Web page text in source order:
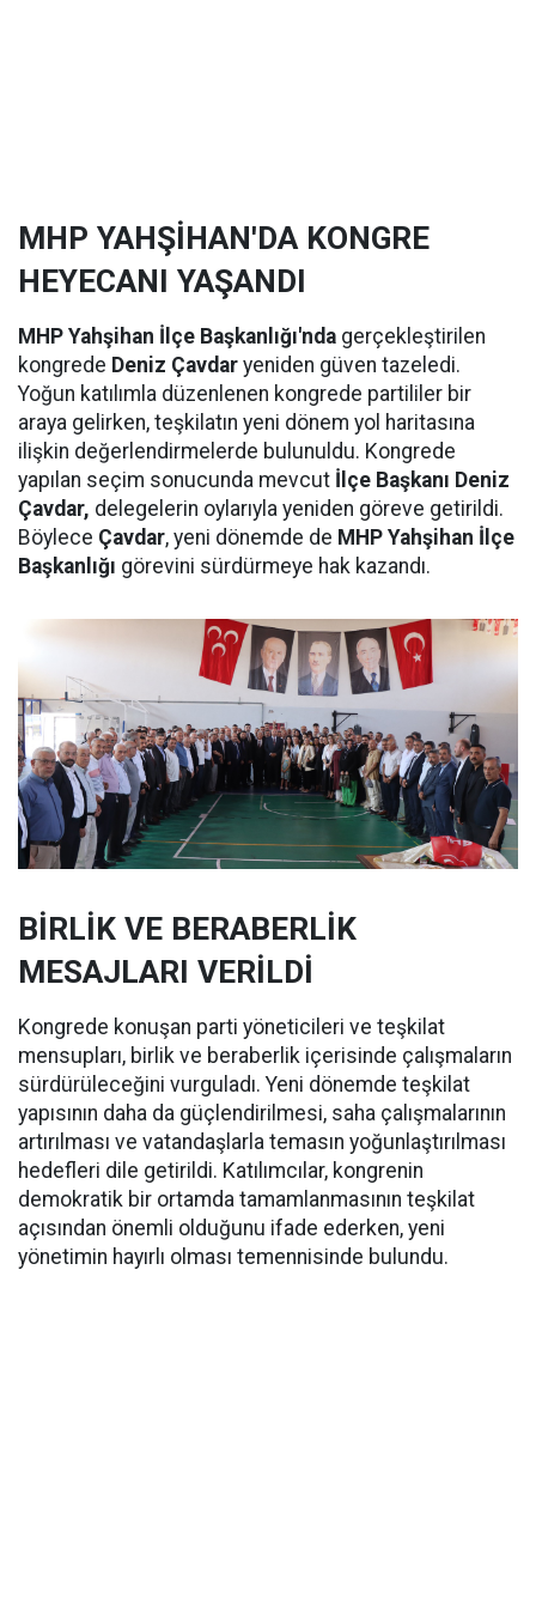
MHP YAHŞİHAN'DA KONGRE
HEYECANI YAŞANDI
MHP Yahşihan İlçe Başkanlığı'nda gerçekleştirilen
kongrede Deniz Çavdar yeniden güven tazeledi.
Yoğun katılımla düzenlenen kongrede partililer bir
araya gelirken, teşkilatın yeni dönem yol haritasına
ilişkin değerlendirmelerde bulunuldu. Kongrede
yapılan seçim sonucunda mevcut İlçe Başkanı Deniz
Çavdar, delegelerin oylarıyla yeniden göreve getirildi.
Böylece Çavdar, yeni dönemde de MHP Yahşihan İlçe
Başkanlığı görevini sürdürmeye hak kazandı.
BİRLİK VE BERABERLİK
MESAJLARI VERİLDİ
Kongrede konuşan parti yöneticileri ve teşkilat
mensupları, birlik ve beraberlik içerisinde çalışmaların
sürdürüleceğini vurguladı. Yeni dönemde teşkilat
yapısının daha da güçlendirilmesi, saha çalışmalarının
artırılması ve vatandaşlarla temasın yoğunlaştırılması
hedefleri dile getirildi. Katılımcılar, kongrenin
demokratik bir ortamda tamamlanmasının teşkilat
açısından önemli olduğunu ifade ederken, yeni
yönetimin hayırlı olması temennisinde bulundu.